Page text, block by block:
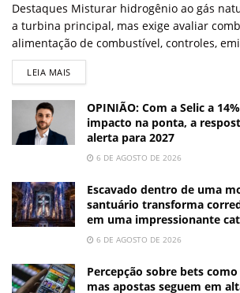
Destaques Misturar hidrogênio ao gás
a turbina principal, mas exige avaliar
alimentação de combustível, controles,
LEIA MAIS
OPINIÃO: Com a Selic a
impacto na ponta, a
alerta para 2027
6 DE AGOSTO DE 2026
Escavado dentro de uma
santuário transforma
em uma impressionante
6 DE AGOSTO DE 2026
Percepção sobre bets
mas apostas seguem em